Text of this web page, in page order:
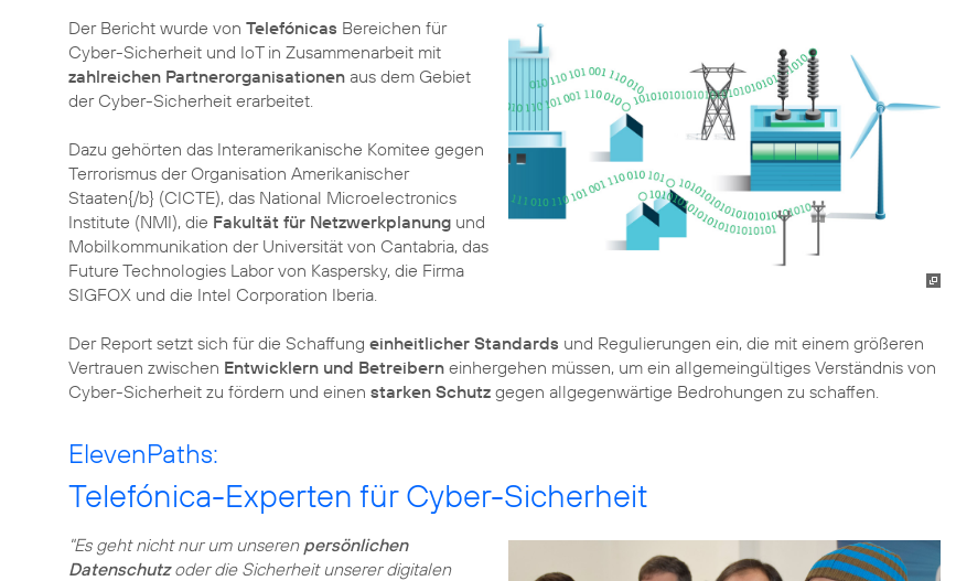
Der Bericht wurde von Telefónicas Bereichen für
Cyber-Sicherheit und IoT in Zusammenarbeit mit
zahlreichen Partnerorganisationen aus dem Gebiet
der Cyber-Sicherheit erarbeitet.
Dazu gehörten das Interamerikanische Komitee gegen
Terrorismus der Organisation Amerikanischer
Staaten{/b} (CICTE), das National Microelectronics
Institute (NMI), die Fakultät für Netzwerkplanung und
Mobilkommunikation der Universität von Cantabria, das
Future Technologies Labor von Kaspersky, die Firma
SIGFOX und die Intel Corporation Iberia.
Der Report setzt sich für die Schaffung einheitlicher Standards und Regulierungen ein, die mit einem größeren
Vertrauen zwischen Entwicklern und Betreibern einhergehen müssen, um ein allgemeingültiges Verständnis von
Cyber-Sicherheit zu fördern und einen starken Schutz gegen allgegenwärtige Bedrohungen zu schaffen.
ElevenPaths:
Telefónica-Experten für Cyber-Sicherheit
"Es geht nicht nur um unseren persönlichen
Datenschutzoder die Sicherheit unserer digitalen